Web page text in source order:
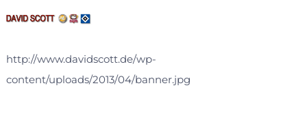
http://www.davidscott.de/wp-
content/uploads/2013/04/banner.jpg